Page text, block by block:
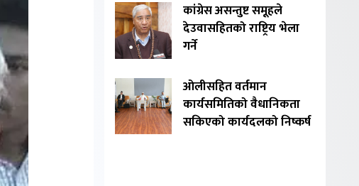
कांग्रेस असन्तुष्ट समूहले
देउवासहितको राष्ट्रिय भेला
गर्ने
ओलीसहित वर्तमान
कार्यसमितिको वैधानिकता
सकिएको कार्यदलको निष्कर्ष